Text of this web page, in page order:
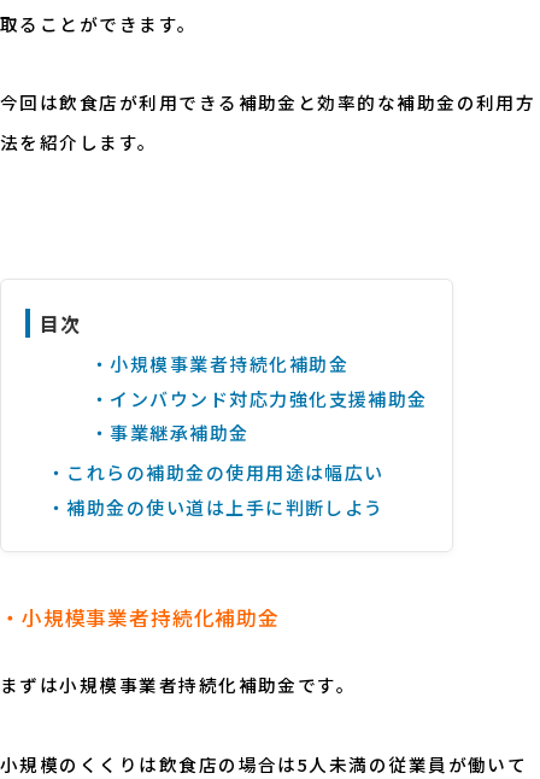
取ることができます。
今回は飲食店が利用できる補助金と効率的な補助金の利用方
法を紹介します。
目次
・小規模事業者持続化補助金
・インバウンド対応力強化支援補助金
・事業継承補助金
・これらの補助金の使用用途は幅広い
・補助金の使い道は上手に判断しよう
・小規模事業者持続化補助金
まずは小規模事業者持続化補助金です。
小規模のくくりは飲食店の場合は5人未満の従業員が働いて